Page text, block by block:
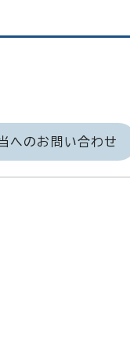
へのお問い合わせ